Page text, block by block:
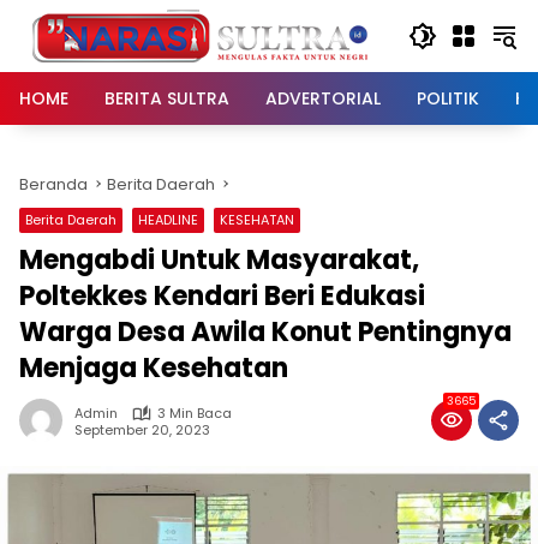
Langsung
konten
HOME
BERITA SULTRA ADVERTORIAL POLITIK
Beranda Berita Daerah
Berita Daerah HEADLINE KESEHATAN
Mengabdi Untuk Masyarakat,
Poltekkes Kendari Beri Edukasi
Warga Desa Awila Konut Pentingnya
Menjaga Kesehatan
Admin
3 Min Baca
September 20, 2023
3665